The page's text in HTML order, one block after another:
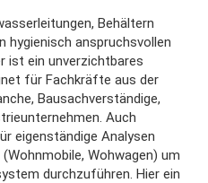
Behältern
hygienisch anspruchsvollen
ist ein unverzichtbares
für Fachkräfte aus der
Bausachverständige,
Auch
eigenständige Analysen
Wohwagen) um
durchzuführen. Hier ein